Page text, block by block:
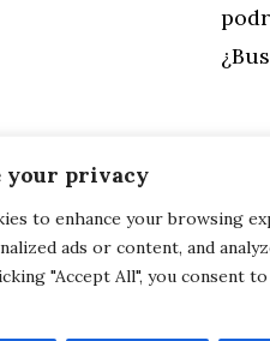
your privacy
to enhance your browsing
ads or content, and
"Accept All", you consent
en